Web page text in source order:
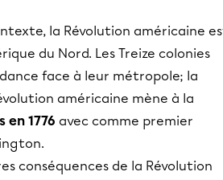
la Révolution américaine
du Nord. Les Treize colonies
face à leur métropole; la
américaine mène à la
1776 avec comme premier
conséquences de la Révolution